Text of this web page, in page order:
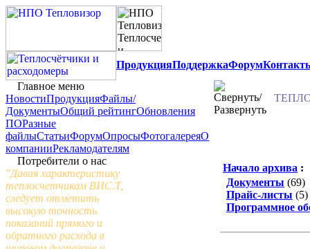
ПродукцияПоддержкаФорум
Главное меню
НовостиПродукцияФайлы/
ДокументыОбщий рейтингОбновления
ПОРазные
файлыСтатьиФорумОпросыФотогалереяО
компанииРекламодателям
Потребители о нас
"Давая характеристику
теплосчетчикам ВИС.Т,
следует отметить
высокую точность
показаний прямого и
обратного расхода в
Начало архива :
Документы (69)
Прайс-листы (5)
Программное